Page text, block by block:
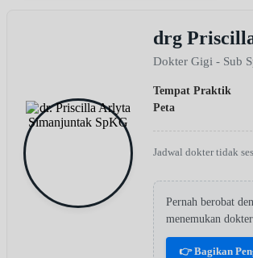
drg
Dokter Gigi - Sub
Tempat Praktik
Peta
Jadwal dokter tidak
Pernah berobat
menemukan
👉 Bagikan